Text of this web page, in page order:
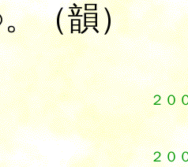
（韻）
２０
９
２０